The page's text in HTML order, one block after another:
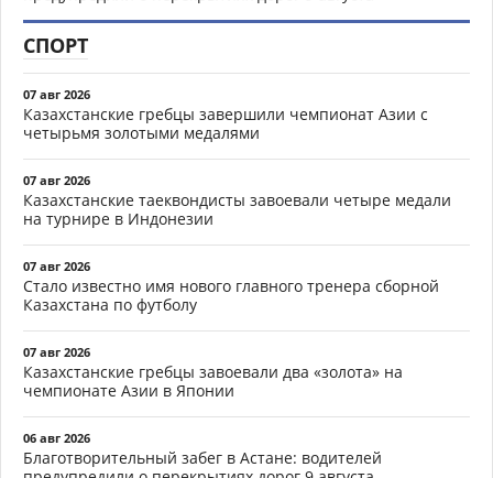
СПОРТ
07 авг 2026
Казахстанские гребцы завершили чемпионат Азии с
четырьмя золотыми медалями
07 авг 2026
Казахстанские таеквондисты завоевали четыре медали
на турнире в Индонезии
07 авг 2026
Стало известно имя нового главного тренера сборной
Казахстана по футболу
07 авг 2026
Казахстанские гребцы завоевали два «золота» на
чемпионате Азии в Японии
06 авг 2026
Благотворительный забег в Астане: водителей